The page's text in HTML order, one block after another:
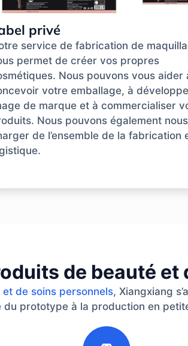
privé
service de fabrication de
permet de créer vos propres
Nous pouvons vous aider
votre emballage, à
de marque et à commercialiser
Nous pouvons également nous
de l’ensemble de la fabrication
de beauté et
de soins personnels, Xiangxiang
prototype à la production en